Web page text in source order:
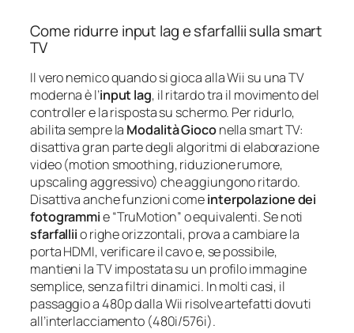
Come ridurre input lag e sfarfallii sulla smart
TV
Il vero nemico quando si gioca alla Wii su una TV
moderna è l’input lag, il ritardo tra il movimento del
controller e la risposta su schermo. Per ridurlo,
abilita sempre la Modalità Gioconella smart TV:
disattiva gran parte degli algoritmi di elaborazione
video (motion smoothing, riduzione rumore,
upscaling aggressivo) che aggiungono ritardo.
Disattiva anche funzioni comeinterpolazione dei
fotogrammie “TruMotion” o equivalenti. Se noti
sfarfalliio righe orizzontali, prova a cambiare la
porta HDMI, verificare il cavo e, se possibile,
mantieni la TV impostata su un profilo immagine
semplice, senza filtri dinamici. In molti casi, il
passaggio a 480p dalla Wii risolve artefatti dovuti
all’interlacciamento (480i/576i).